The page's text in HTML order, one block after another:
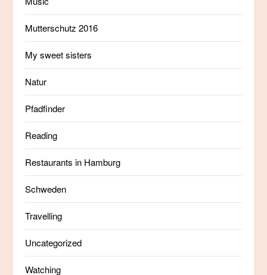
Mutterschutz 2016
My sweet sisters
Natur
Pfadfinder
Reading
Restaurants in Hamburg
Schweden
Travelling
Uncategorized
Watching